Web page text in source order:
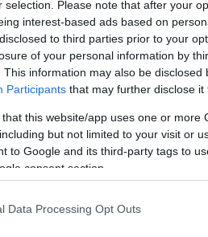
selection. Please note that after your
interest-based ads based on
to third parties prior to your
of your personal information by
This information may also be
Participants that may further disclose it
that this website/app uses one or
but not limited to your visit or
to Google and its third-party tags to
consent section.
Data Processing Opt Outs
είναι γενικότητες και
να κρίνει και μάλιστα χωρίς
της άγνοιας και της
ανθρώπους, όπως ο
Πατρίκιος κ.α. Αυτοί οι
θα την διάβαζα!»